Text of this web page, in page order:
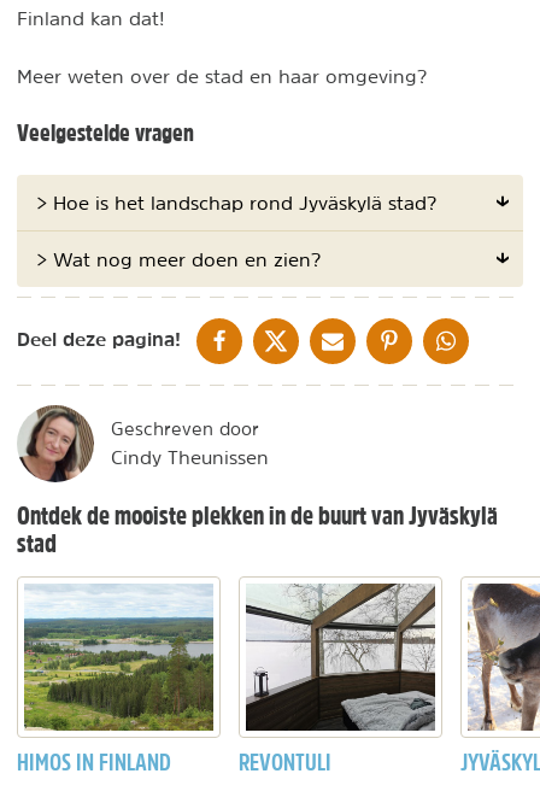
Finland kan dat!
Meer weten over de stad en haar omgeving?
Veelgestelde vragen
> Hoe is het landschap rond Jyväskylä stad?
> Wat nog meer doen en zien?
Deel deze pagina! DELEN OP FACEBOOK
DELEN OP XDELEN VIA DE MAIL
DELEN OP PINTEREST
DELEN OP
Geschreven door
Cindy Theunissen
Ontdek de mooiste plekken in de buurt van Jyväskylä
stad
HIMOS IN FINLAND REVONTULI